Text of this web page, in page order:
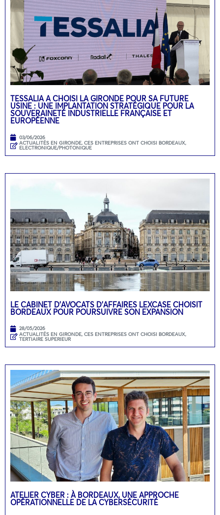
TESSALIA A CHOISI LA GIRONDE POUR SA FUTURE
USINE : UNE IMPLANTATION STRATÉGIQUE POUR LA
SOUVERAINETÉ INDUSTRIELLE FRANÇAISE ET
EUROPÉENNE
03/06/2026
ACTUALITÉS EN GIRONDE, CES ENTREPRISES ONT CHOISI BORDEAUX,
ELECTRONIQUE/PHOTONIQUE
LE CABINET D’AVOCATS D’AFFAIRES LEXCASE CHOISIT
BORDEAUX POUR POURSUIVRE SON EXPANSION
28/05/2026
ACTUALITÉS EN GIRONDE, CES ENTREPRISES ONT CHOISI BORDEAUX,
TERTIAIRE SUPERIEUR
ATELIER CYBER : À BORDEAUX, UNE APPROCHE
OPÉRATIONNELLE DE LA CYBERSÉCURITÉ